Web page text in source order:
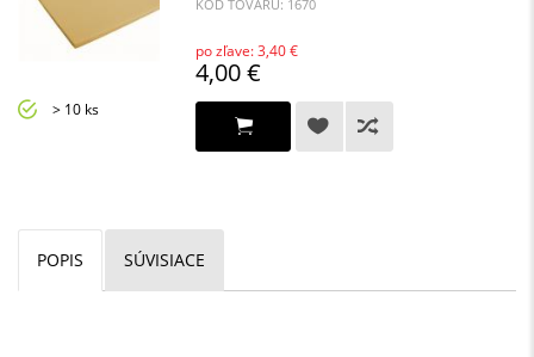
> 10 ks
KÓD TOVARU: 1670
po zľave: 3,40 €
4,00 €
POPIS SÚVISIACE